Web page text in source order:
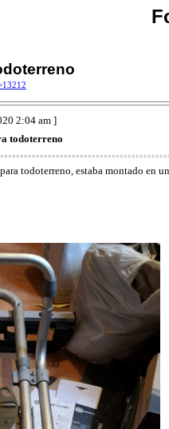
2:04 am ]
todoterreno
todoterreno, estaba montado